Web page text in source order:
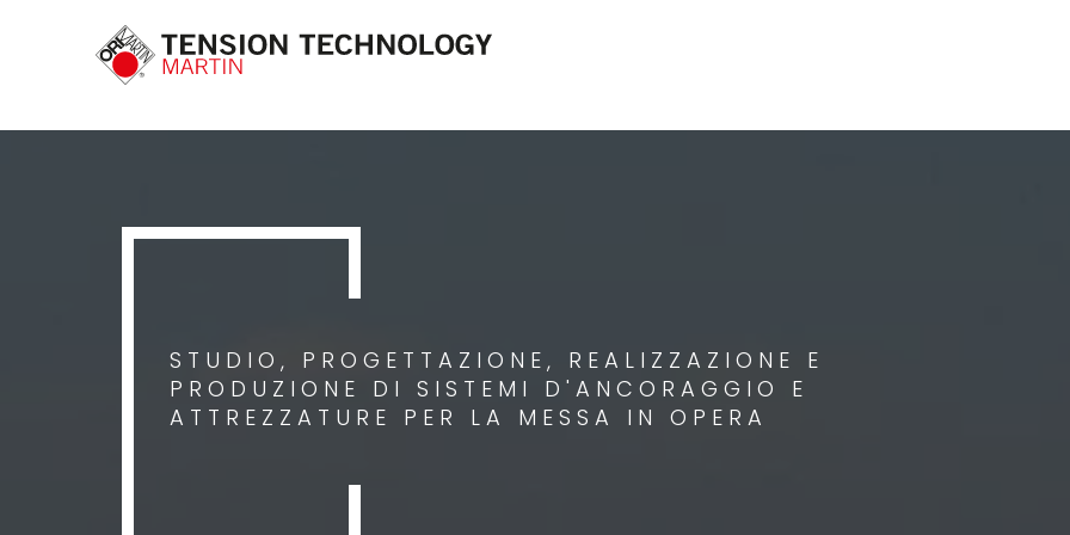
STUDIO, PROGETTAZIONE, REALIZZAZIONE E
PRODUZIONE DI SISTEMI D'ANCORAGGIO E
ATTREZZATURE PER LA MESSA IN OPERA